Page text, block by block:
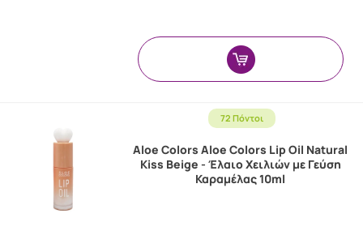
72 Πόντοι
Aloe Colors Aloe Colors Lip Oil Natural
Kiss Beige - Έλαιο Χειλιών με Γεύση
Καραμέλας 10ml